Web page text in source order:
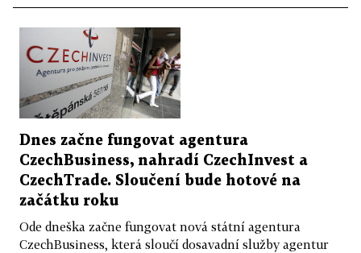
Dnes začne fungovat agentura
CzechBusiness, nahradí CzechInvest a
CzechTrade. Sloučení bude hotové na
začátku roku
Ode dneška začne fungovat nová státní agentura
CzechBusiness, která sloučí dosavadní služby agentur